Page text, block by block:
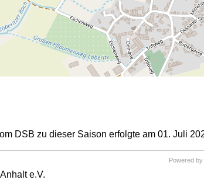
DSB zu dieser Saison erfolgte am 01. Juli
Powered by
e.V.